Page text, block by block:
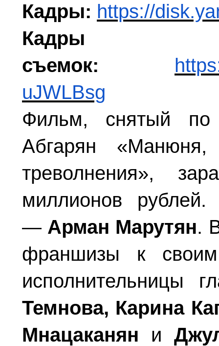
Кадры: https://
съемок:
uJWLBsg
Фильм, снятый по
Абгарян
треволнения»,
миллионов
— Арман Марутян.
франшизы к своим
исполнительницы
Темнова, Карина
Мнацаканян и